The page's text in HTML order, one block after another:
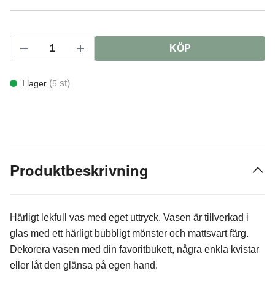
KÖP
I lager (5 st)
Produktbeskrivning
Härligt lekfull vas med eget uttryck. Vasen är tillverkad i
glas med ett härligt bubbligt mönster och mattsvart färg.
Dekorera vasen med din favoritbukett, några enkla kvistar
eller låt den glänsa på egen hand.